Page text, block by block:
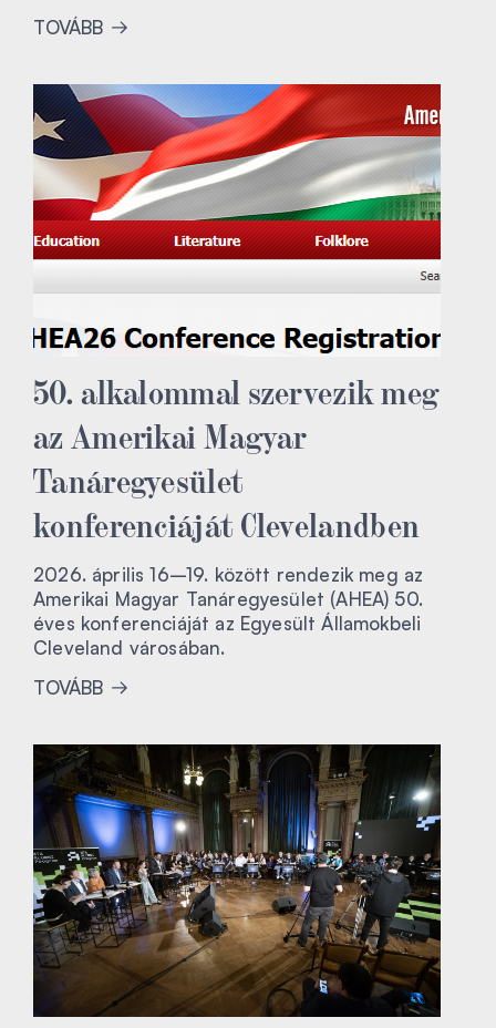
TOVÁBB
50. alkalommal szervezik meg
az Amerikai Magyar
Tanáregyesület
konferenciáját Clevelandben
2026. április 16–19. között rendezik meg az
Amerikai Magyar Tanáregyesület (AHEA) 50.
éves konferenciáját az Egyesült Államokbeli
Cleveland városában.
TOVÁBB